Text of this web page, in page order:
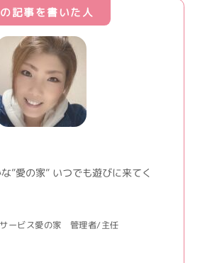
記事を書いた人
”愛の家” いつでも遊びに来てく
ービス愛の家 管理者/主任